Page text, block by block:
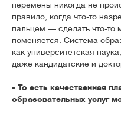
перемены никогда не
правило, когда что-то
пальцем — сделать что-то
поменяется. Система
как университетская
даже кандидатские и
- То есть качественная
образовательных услуг